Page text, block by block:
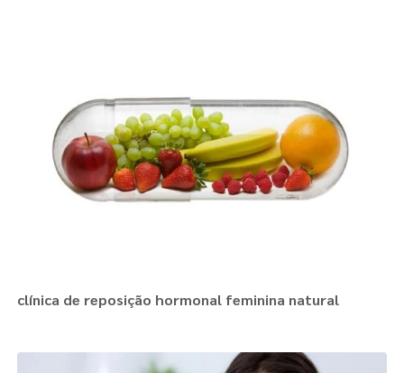
clínica de reposição hormonal feminina natural